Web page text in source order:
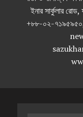
ইনার সার্কুলার
+৮৮-০২-